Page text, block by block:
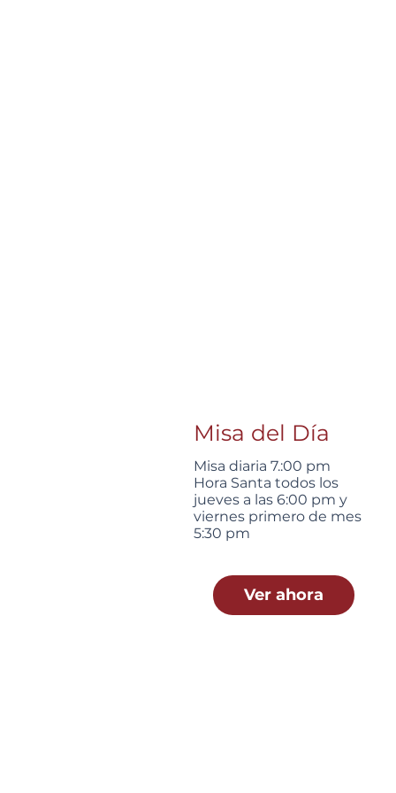
Misa del Día
Misa diaria 7.:00 pm
Hora Santa todos los
jueves a las 6:00 pm y
viernes primero de mes
5:30 pm
Ver ahora